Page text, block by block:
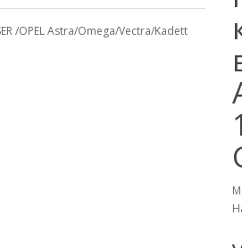
/OPEL Astra/Omega/Vectra/Kadett